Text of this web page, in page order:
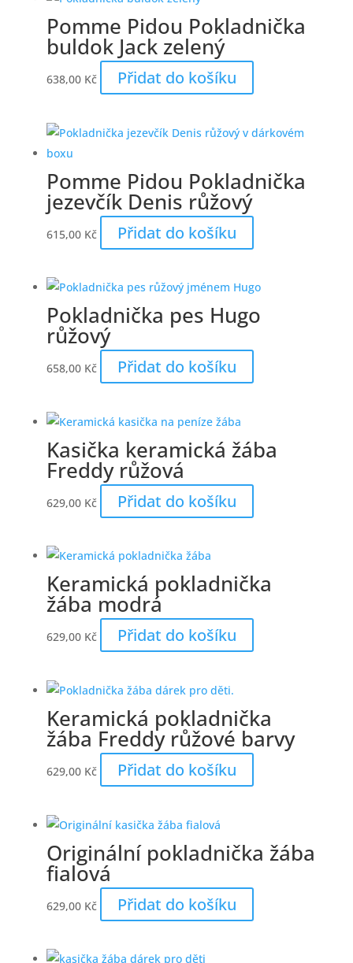
Pomme Pidou Pokladnička
buldok Jack zelený
638,00 Kč Přidat do košíku
Pomme Pidou Pokladnička
jezevčík Denis růžový
615,00 Kč Přidat do košíku
Pokladnička pes Hugo
růžový
658,00 Kč Přidat do košíku
Kasička keramická žába
Freddy růžová
629,00 Kč Přidat do košíku
Keramická pokladnička
žába modrá
629,00 Kč Přidat do košíku
Keramická pokladnička
žába Freddy růžové barvy
629,00 Kč Přidat do košíku
Originální pokladnička žába
fialová
629,00 Kč Přidat do košíku